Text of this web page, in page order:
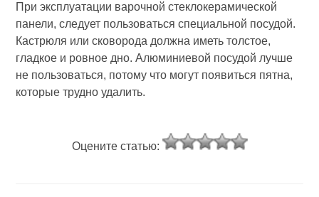
При эксплуатации варочной стеклокерамической
панели, следует пользоваться специальной посудой.
Кастрюля или сковорода должна иметь толстое,
гладкое и ровное дно. Алюминиевой посудой лучше
не пользоваться, потому что могут появиться пятна,
которые трудно удалить.
Оцените статью: